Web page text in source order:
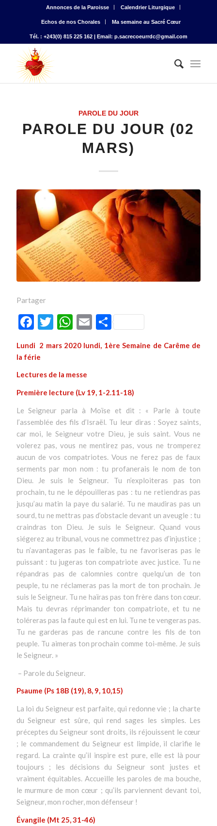
Annonces de la Paroisse Calendrier Liturgique
Echos de nos Chorales Ma semaine au Sacré Cœur
Tél. : +243(0) 815 225 162 | Email: p.sacrecoeurrdc@gmail.com
PAROLE DU JOUR
PAROLE DU JOUR (02
MARS)
Partager
Facebook
Twitter
WhatsApp
EmailPartager
Lundi 2 mars 2020 lundi, 1ère Semaine de Carême de
la férie
Lectures de la messe
Première lecture (Lv 19, 1-2.11-18)
Le Seigneur parla à Moïse et dit : « Parle à toute
l’assemblée des fils d’Israël. Tu leur diras : Soyez saints,
car moi, le Seigneur votre Dieu, je suis saint. Vous ne
volerez pas, vous ne mentirez pas, vous ne tromperez
aucun de vos compatriotes. Vous ne ferez pas de faux
serments par mon nom : tu profanerais le nom de ton
Dieu. Je suis le Seigneur. Tu n’exploiteras pas ton
prochain, tu ne le dépouilleras pas : tu ne retiendras pas
jusqu’au matin la paye du salarié. Tu ne maudiras pas un
sourd, tu ne mettras pas d’obstacle devant un aveugle : tu
craindras ton Dieu. Je suis le Seigneur. Quand vous
siégerez au tribunal, vous ne commettrez pas d’injustice ;
tu n’avantageras pas le faible, tu ne favoriseras pas le
puissant : tu jugeras ton compatriote avec justice. Tu ne
répandras pas de calomnies contre quelqu’un de ton
peuple, tu ne réclameras pas la mort de ton prochain. Je
suis le Seigneur. Tu ne haïras pas ton frère dans ton cœur.
Mais tu devras réprimander ton compatriote, et tu ne
toléreras pas la faute qui est en lui. Tu ne te vengeras pas.
Tu ne garderas pas de rancune contre les fils de ton
peuple. Tu aimeras ton prochain comme toi-même. Je suis
le Seigneur. »
– Parole du Seigneur.
Psaume (Ps 18B (19), 8, 9, 10,15)
La loi du Seigneur est parfaite, qui redonne vie ; la charte
du Seigneur est sûre, qui rend sages les simples. Les
préceptes du Seigneur sont droits, ils réjouissent le cœur
; le commandement du Seigneur est limpide, il clarifie le
regard. La crainte qu’il inspire est pure, elle est là pour
toujours ; les décisions du Seigneur sont justes et
vraiment équitables. Accueille les paroles de ma bouche,
le murmure de mon cœur ; qu’ils parviennent devant toi,
Seigneur, mon rocher, mon défenseur !
Évangile (Mt 25, 31-46)